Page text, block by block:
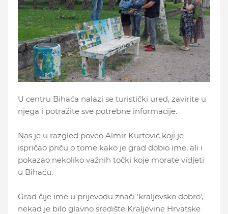
U centru Bihaća nalazi se turistički ured, zavirite u
njega i potražite sve potrebne informacije.
Nas je u razgled poveo Almir Kurtović koji je
ispričao priču o tome kako je grad dobio ime, ali i
pokazao nekoliko važnih točki koje morate vidjeti
u Bihaću.
Grad čije ime u prijevodu znači 'kraljevsko dobro',
nekad je bilo glavno središte Kraljevine Hrvatske